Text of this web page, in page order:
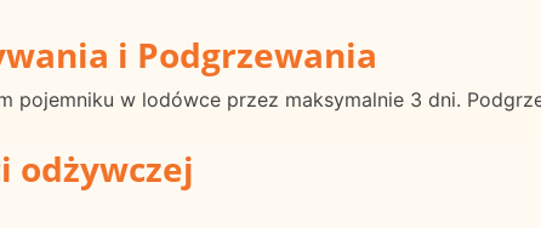
i Podgrzewania
pojemniku w lodówce przez maksymalnie 3 dni.
odżywczej